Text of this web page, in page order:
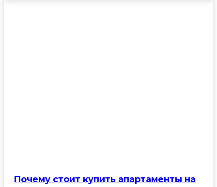
Почему стоит купить апартаменты на